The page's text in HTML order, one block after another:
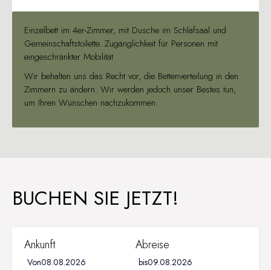
Einzelbett im 4er-Zimmer, mit Dusche im Schlafsaal und
Gemeinschaftstoilette. Zugänglichkeit für Personen mit
eingeschränkter Mobilität
Wir behalten uns das Recht vor, die Bettenverteilung in den
Zimmern zu ändern. Wir werden jedoch unser Bestes tun,
um Ihren Wünschen nachzukommen.
BUCHEN SIE JETZT!
Ankunft
Von
Abreise
bis